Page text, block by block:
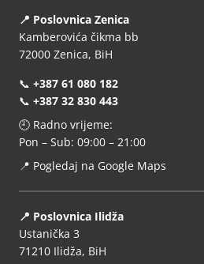
📍 Poslovnica Zenica
Kamberovića čikma bb
72000 Zenica, BiH
📞 +387 61 080 182
📞 +387 32 830 443
🕘 Radno vrijeme:
Pon – Sub: 09:00 – 21:00
📍 Pogledaj na Google Maps
📍 Poslovnica Ilidža
Ustanička 3
71210 Ilidža, BiH